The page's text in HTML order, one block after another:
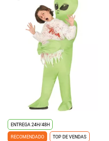
ENTREGA 24H/48H
RECOMENDADO
TOP DE VENDAS